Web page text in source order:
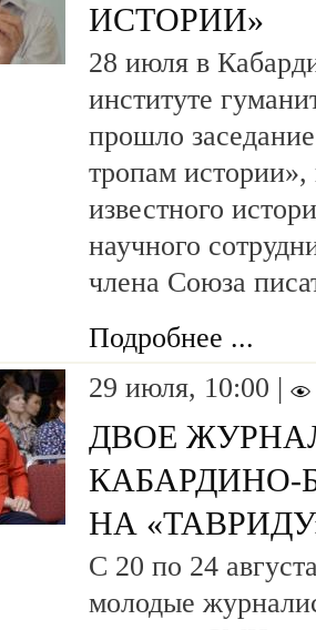
ИСТОРИИ»
28 июля в
институте
прошло
тропам
известного
научного
члена Союза
Подробнее ...
29 июля, 10:00 |
ДВОЕ
КАБАРДИНО-
НА
С 20 по 24
молодые